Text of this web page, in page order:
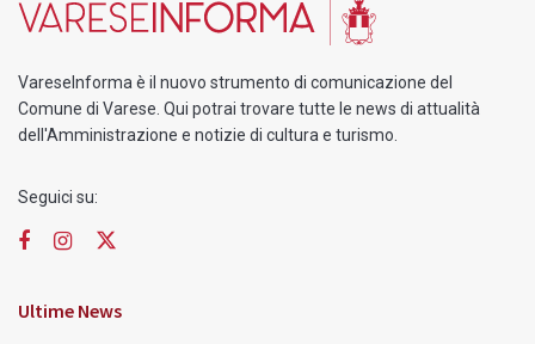
VareseInforma è il nuovo strumento di comunicazione del
Comune di Varese. Qui potrai trovare tutte le news di attualità
dell'Amministrazione e notizie di cultura e turismo.
Seguici su:
Ultime News